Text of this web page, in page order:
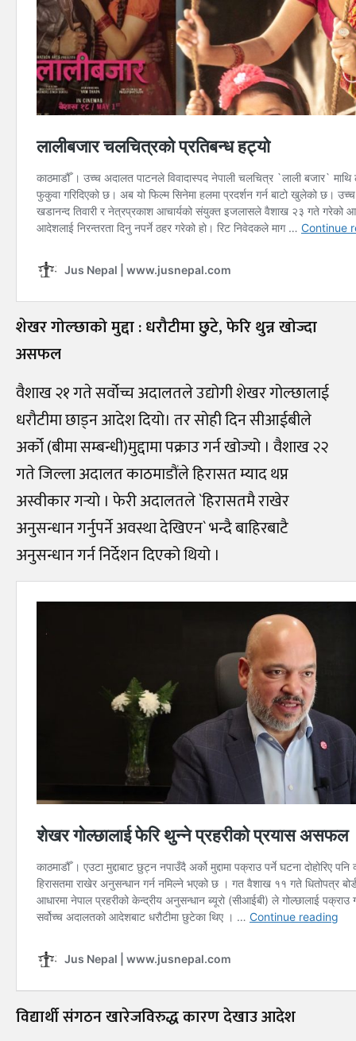
शेखर गोल्छाको मुद्दा : धरौटीमा छुटे, फेरि थुन्न खोज्दा
असफल
वैशाख २१ गते सर्वोच्च अदालतले उद्योगी शेखर गोल्छालाई
धरौटीमा छाड्न आदेश दियो। तर सोही दिन सीआईबीले
अर्को (बीमा सम्बन्धी)मुद्दामा पक्राउ गर्न खोज्यो । वैशाख २२
गते जिल्ला अदालत काठमाडौंले हिरासत म्याद थप्न
अस्वीकार गर्‍यो । फेरी अदालतले `हिरासतमै राखेर
अनुसन्धान गर्नुपर्ने अवस्था देखिएन` भन्दै बाहिरबाटै
अनुसन्धान गर्न निर्देशन दिएको थियो ।
विद्यार्थी संगठन खारेजविरुद्ध कारण देखाउ आदेश